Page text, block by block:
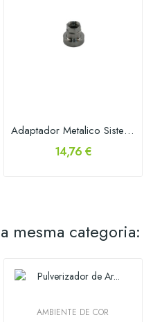
Adaptador Metalico Sistema EPS+ SISTAR,...
14,76 €
mesma categoria:
AMBIENTE DE COR